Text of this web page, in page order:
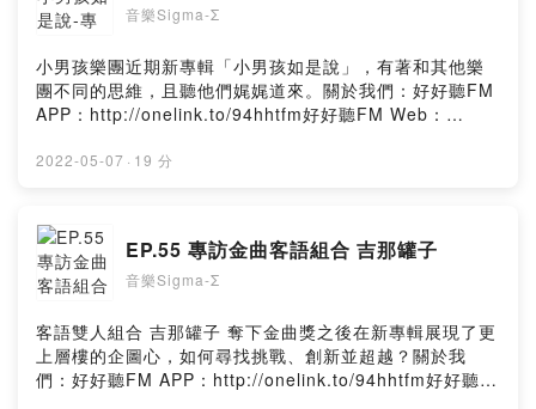
音樂Sigma-Σ
小男孩樂團近期新專輯「小男孩如是說」，有著和其他樂
團不同的思維，且聽他們娓娓道來。關於我們：好好聽FM
APP：http://onelink.to/94hhtfm好好聽FM Web：
https://risu.io/5lTL★贊助專用連結(綠界金流/可用信用
聽出品Powered by Firstory Hosting
2022-05-07 · 19 分
EP.55 專訪金曲客語組合 吉那罐子
音樂Sigma-Σ
客語雙人組合 吉那罐子 奪下金曲獎之後在新專輯展現了更
上層樓的企圖心，如何尋找挑戰、創新並超越？關於我
們：好好聽FM APP：http://onelink.to/94hhtfm好好聽